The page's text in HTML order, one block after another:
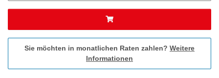
Sie möchten in monatlichen Raten zahlen? Weitere
Informationen